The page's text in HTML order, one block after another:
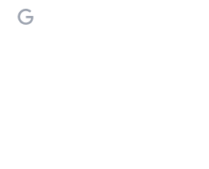
Google Business Profile